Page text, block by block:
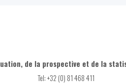
de la prospective et de la
Tel: +32 (0) 81 468 411